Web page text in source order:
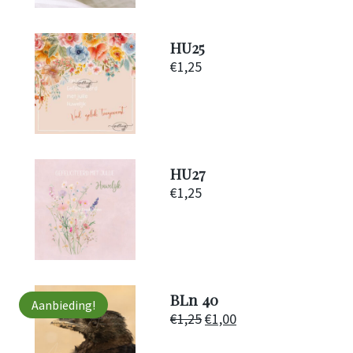
HU25
€1,25
HU27
€1,25
Aanbieding! BLn 40
€1,25Oorspronkelijke
€1,00Huidige